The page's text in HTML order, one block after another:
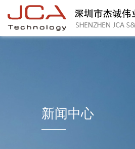
新闻中心